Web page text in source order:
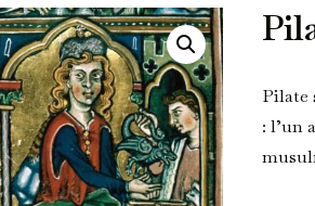
Pilate
: l’un